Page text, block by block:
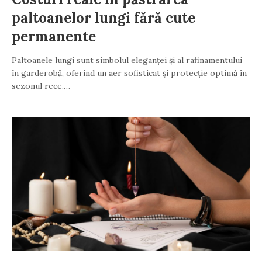
paltoanelor lungi fără cute
permanente
Paltoanele lungi sunt simbolul eleganței și al rafinamentului
în garderobă, oferind un aer sofisticat și protecție optimă în
sezonul rece.…